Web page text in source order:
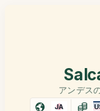
アンデス
JA